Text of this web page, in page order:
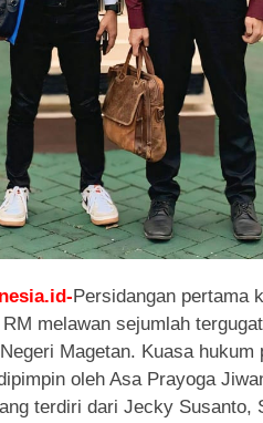
Persidangan pertama
melawan sejumlah
Magetan. Kuasa hukum
oleh Asa Prayoga
terdiri dari Jecky Susanto,